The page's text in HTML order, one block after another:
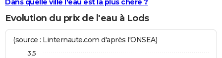
Dans quelle ville l'eau est la plus chère ?
Evolution du prix de l'eau à Lods
(source : Linternaute.com d'après l'ONSEA)
3,5